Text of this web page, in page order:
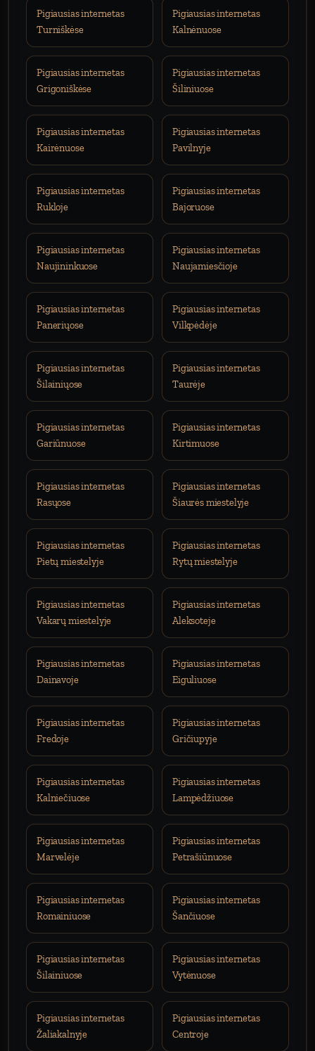
Pigiausias internetas
Turniškėse
Pigiausias internetas
Kalnėnuose
Pigiausias internetas
Grigoniškėse
Pigiausias internetas
Šiliniuose
Pigiausias internetas
Kairėnuose
Pigiausias internetas
Pavilnyje
Pigiausias internetas
Rukloje
Pigiausias internetas
Bajoruose
Pigiausias internetas
Naujininkuose
Pigiausias internetas
Naujamiesčioje
Pigiausias internetas
Paneriųose
Pigiausias internetas
Vilkpėdėje
Pigiausias internetas
Šilainiųose
Pigiausias internetas
Taurėje
Pigiausias internetas
Gariūnuose
Pigiausias internetas
Kirtimuose
Pigiausias internetas
Rasųose
Pigiausias internetas
Šiaurės miestelyje
Pigiausias internetas
Pietų miestelyje
Pigiausias internetas
Rytų miestelyje
Pigiausias internetas
Vakarų miestelyje
Pigiausias internetas
Aleksoteje
Pigiausias internetas
Dainavoje
Pigiausias internetas
Eiguliuose
Pigiausias internetas
Fredoje
Pigiausias internetas
Gričiupyje
Pigiausias internetas
Kalniečiuose
Pigiausias internetas
Lampėdžiuose
Pigiausias internetas
Marvelėje
Pigiausias internetas
Petrašiūnuose
Pigiausias internetas
Romainiuose
Pigiausias internetas
Šančiuose
Pigiausias internetas
Šilainiuose
Pigiausias internetas
Vytėnuose
Pigiausias internetas
Žaliakalnyje
Pigiausias internetas
Centroje